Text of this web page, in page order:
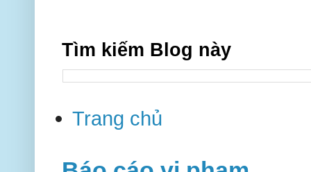
Tìm kiếm Blog này
Trang chủ